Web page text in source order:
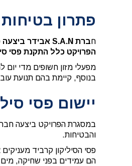
פתרון
חברת S.A.N אבידר ביצעה פרויקט למניעת החלקה באתר עוף הגליל.
הפרויקט כלל התקנת פסי
מפעלי מזון חשופים מדי יום
בנוסף, קיימת בהם תנועת
יישום פסי
במסגרת הפרויקט ביצעה
והבטיחות.
פסי הסיליקון קרביד
הם עמידים בפני שחיקה,